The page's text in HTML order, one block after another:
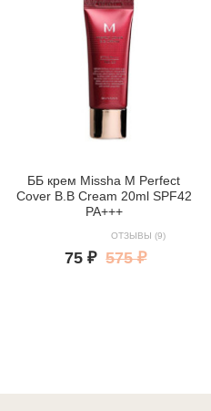
ББ крем Missha M Perfect
Cover B.B Cream 20ml SPF42
PA+++
ОТЗЫВЫ (9)
75 ₽ 575 ₽